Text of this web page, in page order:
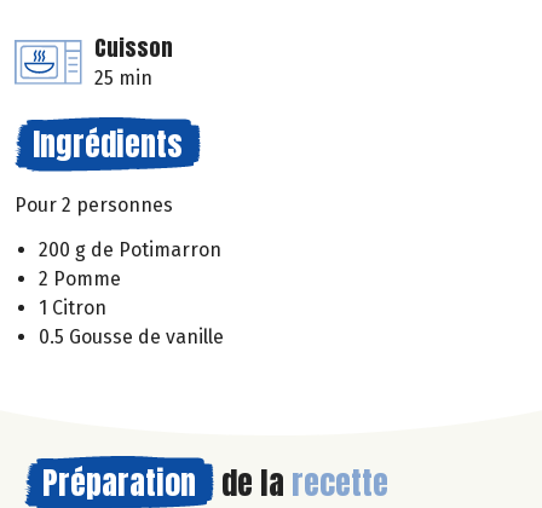
Cuisson
25 min
Ingrédients
Pour 2 personnes
200 g de Potimarron
2 Pomme
1 Citron
0.5 Gousse de vanille
Préparation de la recette